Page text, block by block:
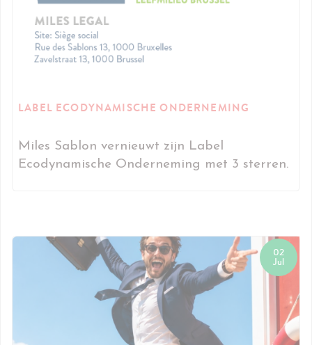
LABEL ECODYNAMISCHE ONDERNEMING
Miles Sablon vernieuwt zijn Label
Ecodynamische Onderneming met 3 sterren.
02
Jul